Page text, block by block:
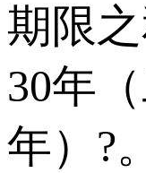
期限
30年
年）?。